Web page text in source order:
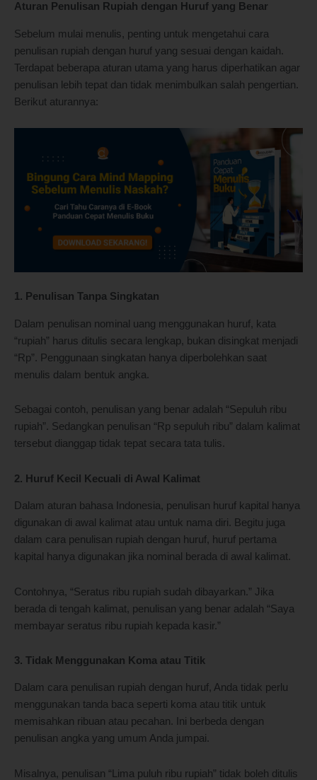
Aturan Penulisan Rupiah dengan Huruf yang Benar
Sebelum mulai menulis, penting untuk mengetahui cara
penulisan rupiah dengan huruf yang sesuai dengan kaidah.
Terdapat beberapa aturan utama yang harus diperhatikan agar
penulisan lebih tepat dan tidak menimbulkan salah pengertian.
Berikut aturannya:
1. Penulisan Tanpa Singkatan
Dalam penulisan nominal uang menggunakan huruf, kata
“rupiah” harus ditulis secara lengkap, bukan disingkat menjadi
“Rp”. Penggunaan singkatan hanya diperbolehkan saat
menulis dalam bentuk angka.
Sebagai contoh, penulisan yang benar adalah “Sepuluh ribu
rupiah”. Sedangkan penulisan “Rp sepuluh ribu” dalam kalimat
tersebut dianggap tidak tepat secara tata tulis.
2. Huruf Kecil Kecuali di Awal Kalimat
Dalam aturan bahasa Indonesia, penulisan huruf kapital hanya
digunakan di awal kalimat atau untuk nama diri. Begitu juga
dalam cara penulisan rupiah dengan huruf, huruf pertama
kapital hanya digunakan jika nominal berada di awal kalimat.
Contohnya, “Seratus ribu rupiah sudah dibayarkan.” Jika
berada di tengah kalimat, penulisan yang benar adalah “Saya
membayar seratus ribu rupiah kepada kasir.”
3. Tidak Menggunakan Koma atau Titik
Dalam cara penulisan rupiah dengan huruf, Anda tidak perlu
menggunakan tanda baca seperti koma atau titik untuk
memisahkan ribuan atau pecahan. Ini berbeda dengan
penulisan angka yang umum Anda jumpai.
Misalnya, penulisan “Lima puluh ribu rupiah” tidak boleh ditulis